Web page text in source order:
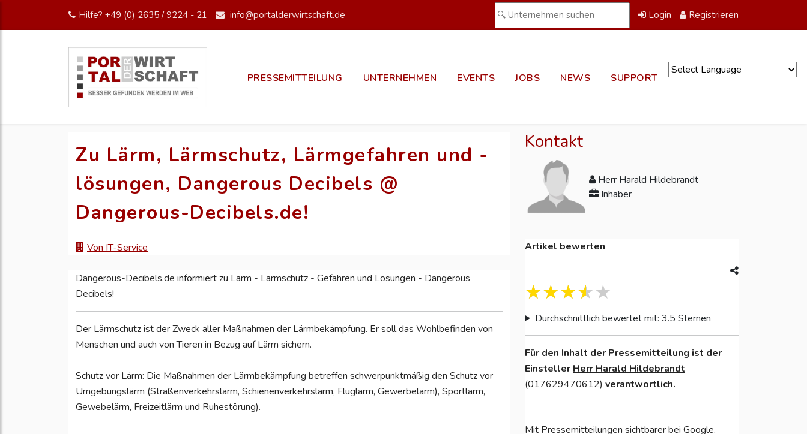
Hilfe? +49 (0) 2635 / 9224 - 21 info@portalderwirtschaft.de Login Registrieren
PRESSEMITTEILUNG UNTERNEHMEN EVENTS JOBS NEWS SUPPORT
Zu Lärm, Lärmschutz, Lärmgefahren und -
lösungen, Dangerous Decibels @
Dangerous-Decibels.de!
Von IT-Service
Dangerous-Decibels.de informiert zu Lärm - Lärmschutz - Gefahren und Lösungen - Dangerous
Decibels!
Der Lärmschutz ist der Zweck aller Maßnahmen der Lärmbekämpfung. Er soll das Wohlbefinden von
Menschen und auch von Tieren in Bezug auf Lärm sichern.
Schutz vor Lärm: Die Maßnahmen der Lärmbekämpfung betreffen schwerpunktmäßig den Schutz vor
Umgebungslärm (Straßenverkehrslärm, Schienenverkehrslärm, Fluglärm, Gewerbelärm), Sportlärm,
Gewebelärm, Freizeitlärm und Ruhestörung).
Kontakt
Herr Harald Hildebrandt
Inhaber
Artikel bewerten
Durchschnittlich bewertet mit: 3.5 Sternen
Für den Inhalt der Pressemitteilung ist der
Einsteller Herr Harald Hildebrandt
(017629470612) verantwortlich.
Mit Pressemitteilungen sichtbarer bei Google.